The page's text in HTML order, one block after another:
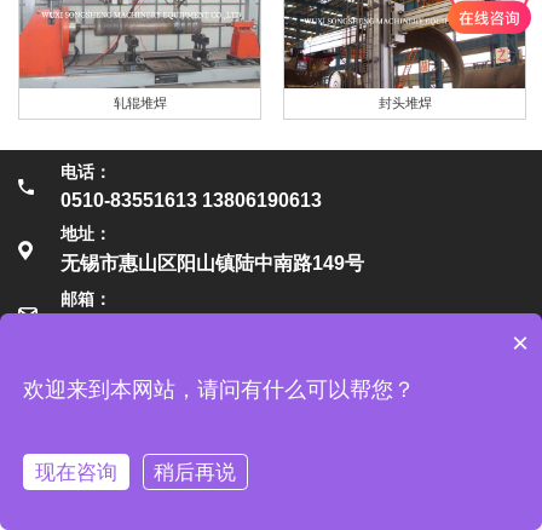
轧辊堆焊 封头堆焊
电话：
0510-83551613 13806190613
地址：
无锡市惠山区阳山镇陆中南路149号
邮箱：
×
欢迎来到本网站，请问有什么可以帮您？
现在咨询 稍后再说